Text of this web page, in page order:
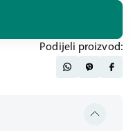
Podijeli proizvod: